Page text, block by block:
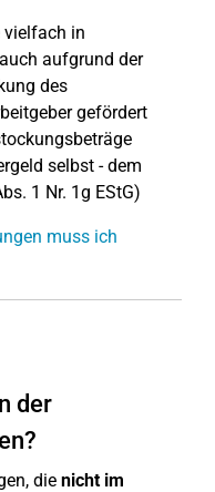
vielfach in
aufgrund der
des
gefördert
selbst - dem
1 Nr. 1g EStG)
muss ich
der
die nicht im